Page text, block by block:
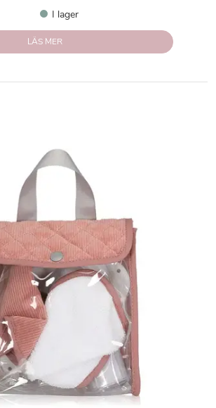
I lager
LÄS MER